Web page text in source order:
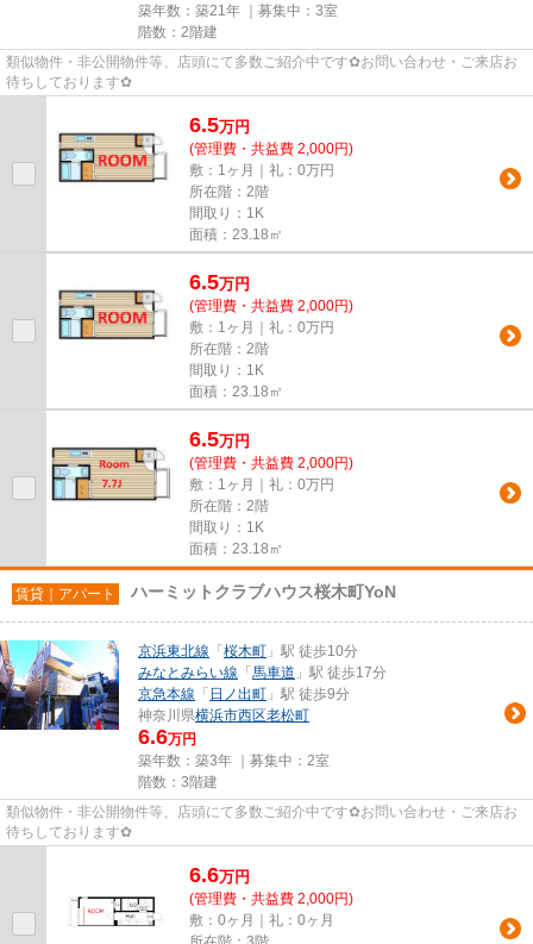
築年数：築21年 ｜募集中： 3室
階数：2階建
類似物件・非公開物件等、店頭にて多数ご紹介中です✿お問い合わせ・ご来店お
待ちしております✿
6.5万円
(管理費・共益費 2,000円)
敷：1ヶ月｜礼：0万円
所在階：2階
間取り：1K
面積：23.18㎡
6.5万円
(管理費・共益費 2,000円)
敷：1ヶ月｜礼：0万円
所在階：2階
間取り：1K
面積：23.18㎡
6.5万円
(管理費・共益費 2,000円)
敷：1ヶ月｜礼：0万円
所在階：2階
間取り：1K
面積：23.18㎡
賃貸｜アパート ハーミットクラブハウス桜木町YoN
京浜東北線 「 桜木町 」駅 徒歩10分
みなとみらい線 「 馬車道 」駅 徒歩17分
京急本線 「 日ノ出町 」駅 徒歩9分
神奈川県横浜市西区老松町
6.6万円
築年数：築3年 ｜募集中： 2室
階数：3階建
類似物件・非公開物件等、店頭にて多数ご紹介中です✿お問い合わせ・ご来店お
待ちしております✿
6.6万円
(管理費・共益費 2,000円)
敷：0ヶ月｜礼：0ヶ月